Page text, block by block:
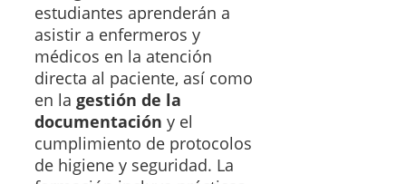
estudiantes aprenderán a
asistir a enfermeros y
médicos en la atención
directa al paciente, así como
en la gestión de la
documentación y el
cumplimiento de protocolos
de higiene y seguridad. La